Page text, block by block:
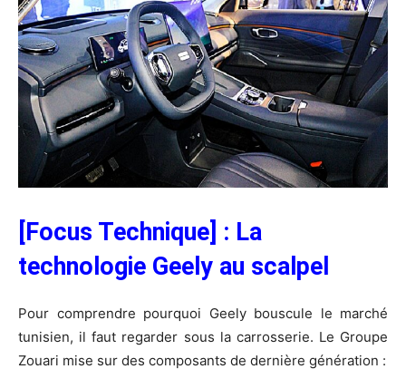
[Focus Technique] : La
technologie Geely au scalpel
Pour comprendre pourquoi Geely bouscule le marché
tunisien, il faut regarder sous la carrosserie. Le Groupe
Zouari mise sur des composants de dernière génération :